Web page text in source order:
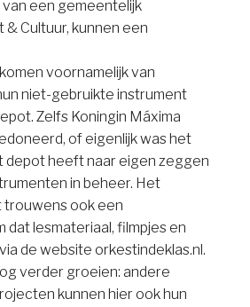
een gemeentelijk
Cultuur, kunnen een
voornamelijk van
niet-gebruikte instrument
Zelfs Koningin Máxima
of eigenlijk was het
depot heeft naar eigen zeggen
in beheer. Het
ook een
dat lesmateriaal, filmpjes en
de website orkestindeklas.nl.
verder groeien: andere
kunnen hier ook hun